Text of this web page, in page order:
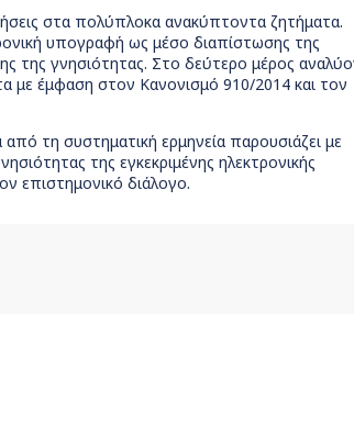
στα πολύπλοκα ανακύπτοντα ζητήματα.
υπογραφή ως μέσο διαπίστωσης της
της γνησιότητας. Στο δεύτερο μέρος
με έμφαση στον Κανονισμό 910/2014 και τον
τη συστηματική ερμηνεία παρουσιάζει με
της εγκεκριμένης ηλεκτρονικής
επιστημονικό διάλογο.